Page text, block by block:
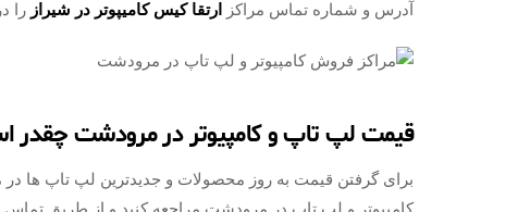
آدرس و شماره تماس مراکز ارتقا کیس کامیپوتر در شیراز را
قیمت لپ تاپ و کامپیوتر در مرودشت چقدر
برای گرفتن قیمت به روز محصولات و جدیدترین لپ تاپ ها